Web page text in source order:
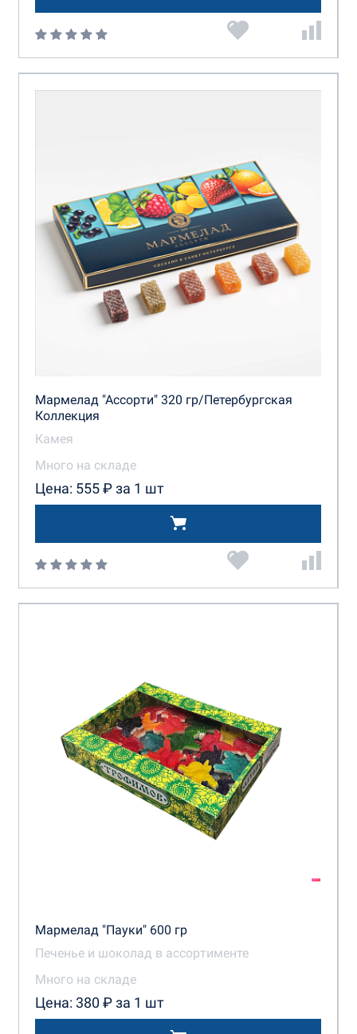
ТД Империя
Мармелад "Ассорти" 320 гр/Петербургская
Коллекция
Камея
Много на складе
Цена: 555 ₽ за 1 шт
Мармелад "Пауки" 600 гр
Печенье и шоколад в ассортименте
Много на складе
Цена: 380 ₽ за 1 шт